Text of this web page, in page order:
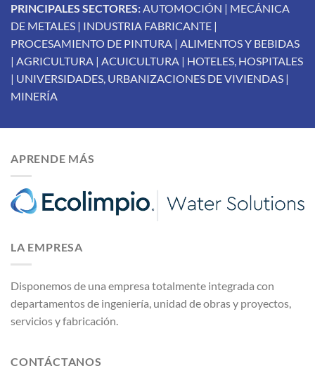
PRINCIPALES SECTORES:AUTOMOCIÓN | MECÁNICA
DE METALES | INDUSTRIA FABRICANTE |
PROCESAMIENTO DE PINTURA | ALIMENTOS Y BEBIDAS
| AGRICULTURA | ACUICULTURA | HOTELES, HOSPITALES
| UNIVERSIDADES, URBANIZACIONES DE VIVIENDAS |
MINERÍA
APRENDE MÁS
LA EMPRESA
Disponemos de una empresa totalmente integrada con
departamentos de ingeniería, unidad de obras y proyectos,
servicios y fabricación.
CONTÁCTANOS